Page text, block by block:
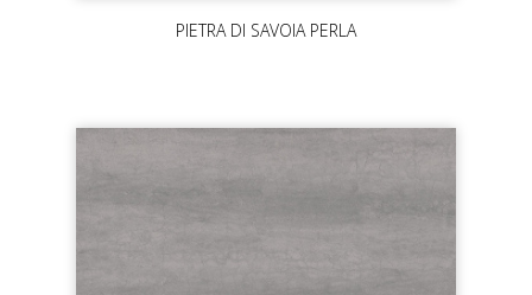
PIETRA DI SAVOIA PERLA